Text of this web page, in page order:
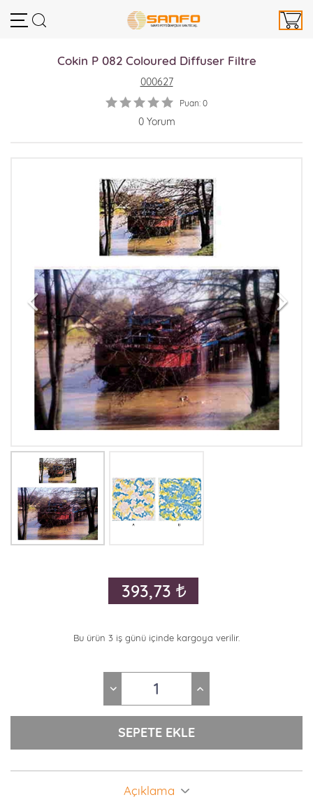
Cokin P 082 Coloured Diffuser Filtre
000627
Puan: 0
0 Yorum
393,73
Bu ürün 3 iş günü içinde kargoya verilir.
Açıklama